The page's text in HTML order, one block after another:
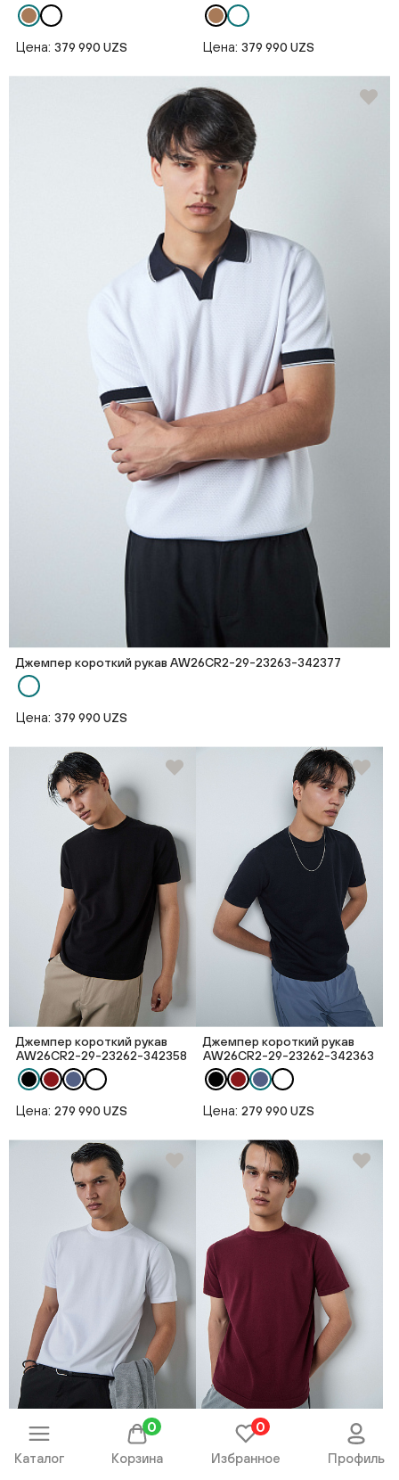
Цена: 379 990 UZS Цена: 379 990 UZS
Джемпер короткий рукав AW26CR2-29-23263-342377
Цена: 379 990 UZS
Джемпер короткий рукав
AW26CR2-29-23262-342358
Цена: 279 990 UZS
Джемпер короткий рукав
AW26CR2-29-23262-342363
Цена: 279 990 UZS
Джемпер короткий рукав
AW26CR2-29-23262-342368
Джемпер короткий рукав
AW26CR2-29-23262-342373
Каталог Корзина
0
Избранное
0
Профиль